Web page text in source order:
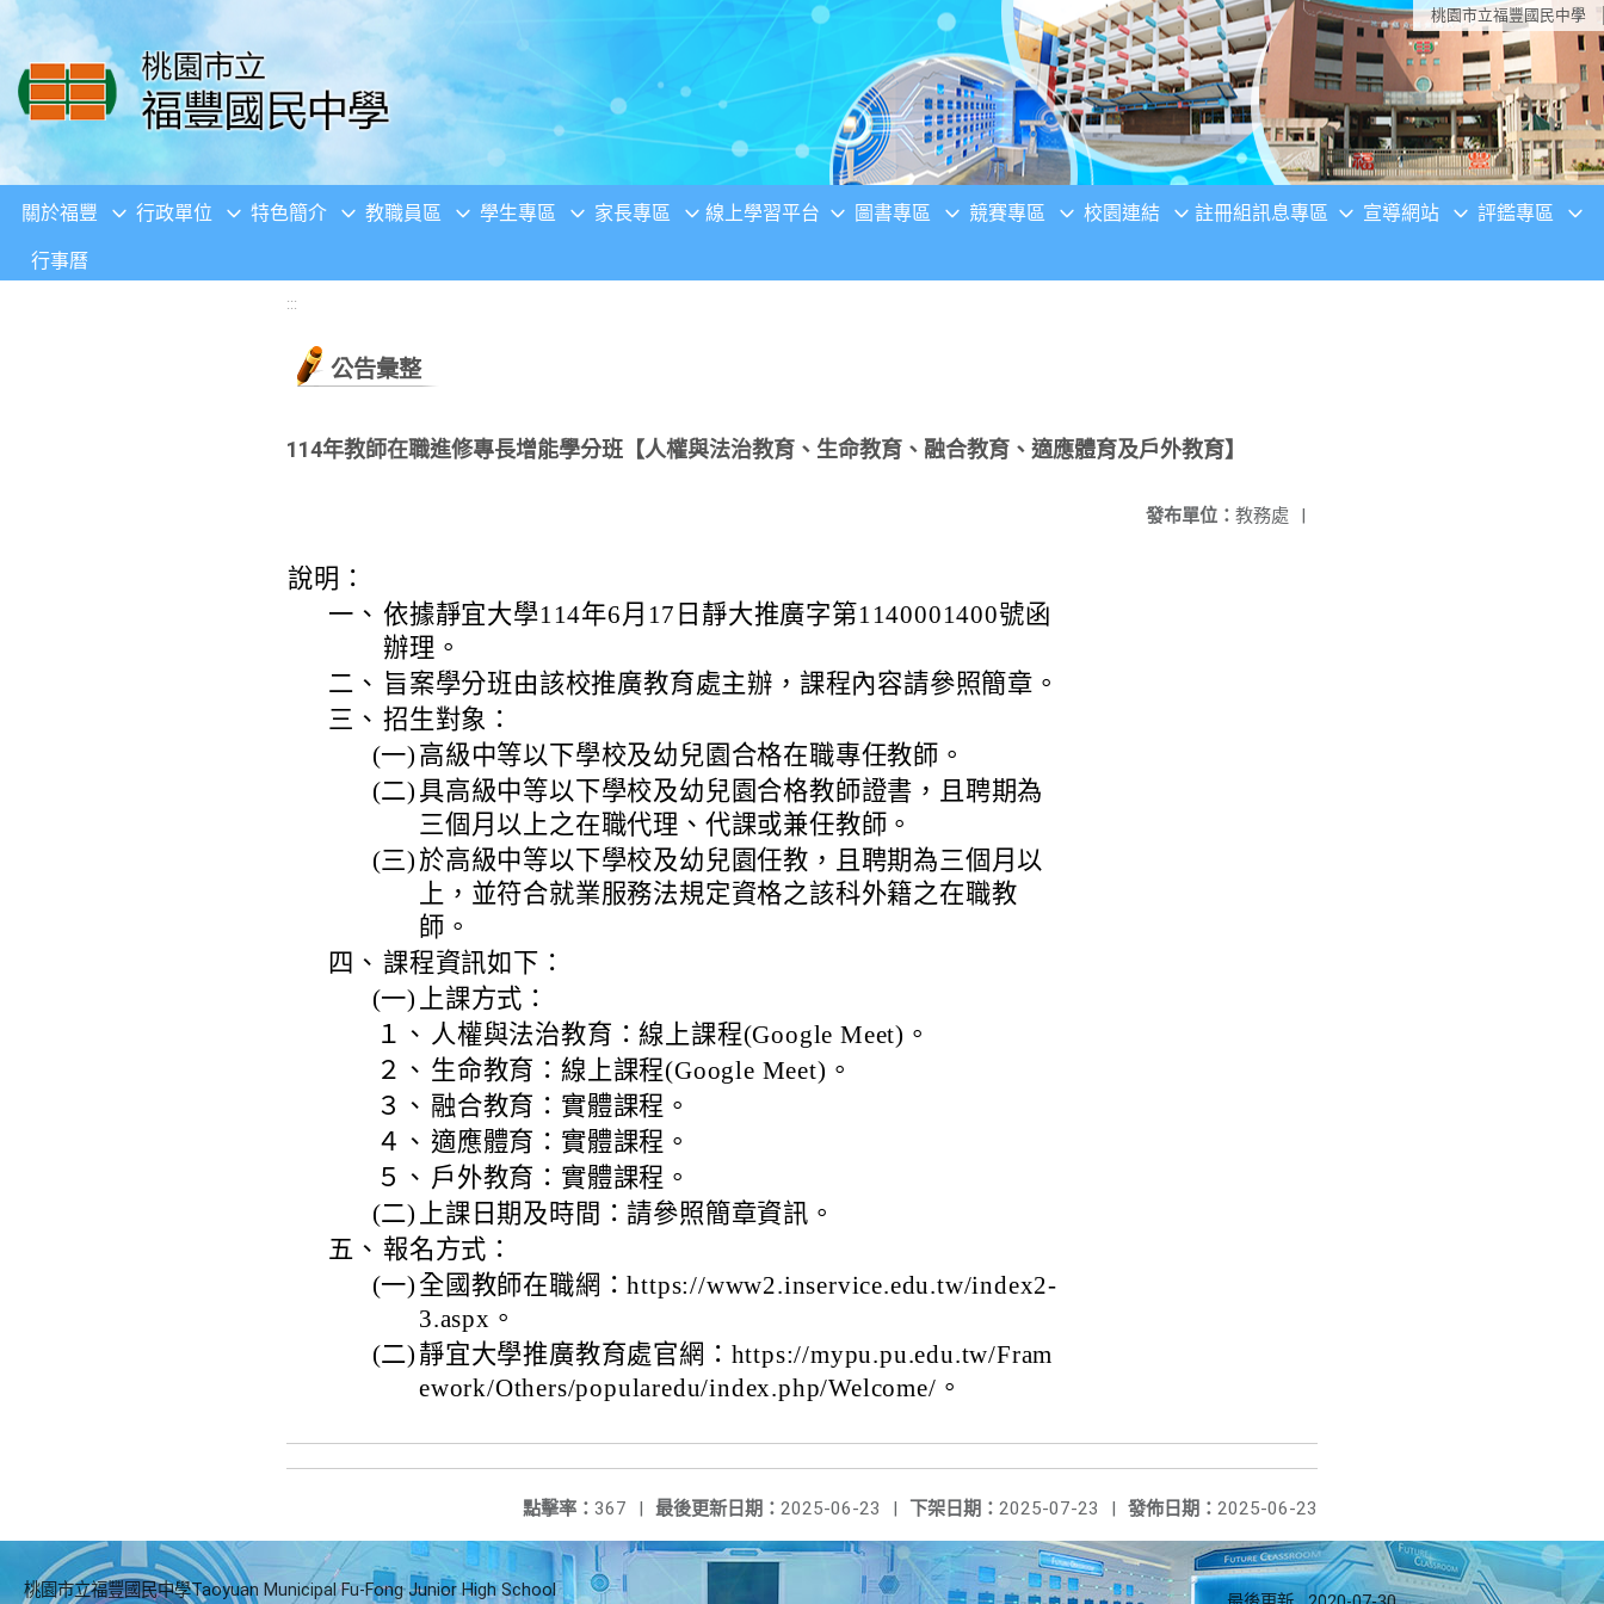
移至網頁之主要內容區位置 桃園市立福豐國民中學
關於福豐 行政單位 特色簡介 教職員區 學生專區 家長專區 線上學習平台 圖書專區 競賽專區 校園連結 註冊組訊息專區 宣導網站 評鑑專區
行事曆
:::
公告彙整
114年教師在職進修專長增能學分班【人權與法治教育、生命教育、融合教育、適應體育及戶外教育】
發布單位： 教務處 |
說明：
一、 依據靜宜大學114年6月17日靜大推廣字第1140001400號函
辦理。
二、 旨案學分班由該校推廣教育處主辦，課程內容請參照簡章。
三、 招生對象：
(一) 高級中等以下學校及幼兒園合格在職專任教師。
(二) 具高級中等以下學校及幼兒園合格教師證書，且聘期為
三個月以上之在職代理、代課或兼任教師。
(三) 於高級中等以下學校及幼兒園任教，且聘期為三個月以
上，並符合就業服務法規定資格之該科外籍之在職教
師。
四、 課程資訊如下：
(一) 上課方式：
１、 人權與法治教育：線上課程(Google Meet)。
２、 生命教育：線上課程(Google Meet)。
３、 融合教育：實體課程。
４、 適應體育：實體課程。
５、 戶外教育：實體課程。
(二) 上課日期及時間：請參照簡章資訊。
五、 報名方式：
(一) 全國教師在職網：https://www2.inservice.edu.tw/index2-
3.aspx。
(二) 靜宜大學推廣教育處官網：https://mypu.pu.edu.tw/Fram
ework/Others/popularedu/index.php/Welcome/。
發佈日期： 2025-06-23
下架日期： 2025-07-23 |
最後更新日期： 2025-06-23 |
點擊率： 367 |
桃園市立福豐國民中學Taoyuan Municipal Fu-Fong Junior High School